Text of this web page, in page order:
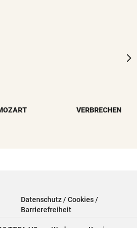
VERBRECHEN
Datenschutz / Cookies /
Barrierefreiheit